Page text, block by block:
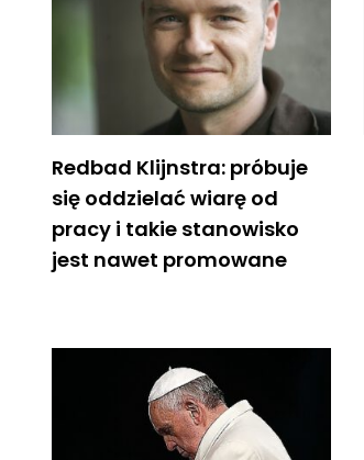
Redbad Klijnstra: próbuje
się oddzielać wiarę od
pracy i takie stanowisko
jest nawet promowane